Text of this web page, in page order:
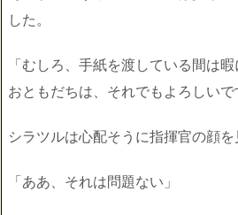
した。
「むしろ、手紙を渡している間は
おともだちは、それでもよろしいで
シラツルは心配そうに指揮官の顔を
「ああ、それは問題ない」